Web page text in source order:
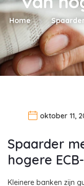
Home
oktober 11,
Spaarder
hogere
Kleinere banken zijn